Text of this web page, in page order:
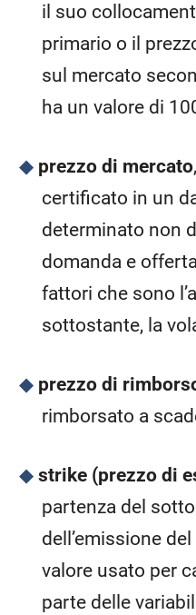
il suo
primario o il
sul mercato
ha un valore di
prezzo di mercato
certificato in un
determinato non
domanda e
fattori che sono
sottostante, la
prezzo di
rimborsato a
strike (prezzo di
partenza del
dell’emissione
valore usato per
parte delle